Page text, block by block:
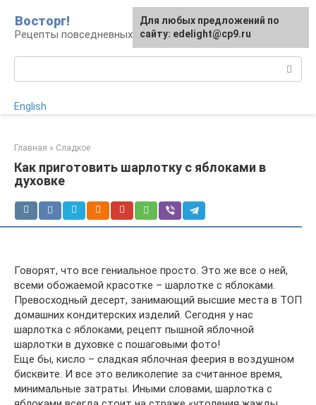
контенту
Восторг!
Рецепты повседневных и праздничных блюд
English
Главная » Сладкое
Как приготовить шарлотку с яблоками в
духовке
Говорят, что все гениальное просто. Это же все о ней,
всеми обожаемой красотке – шарлотке с яблоками.
Превосходный десерт, занимающий высшие места в ТОП
домашних кондитерских изделий. Сегодня у нас
шарлотка с яблоками, рецепт пышной яблочной
шарлотки в духовке с пошаговыми фото!
Еще бы, кисло – сладкая яблочная феерия в воздушном
бисквите. И все это великолепие за считанное время,
минимальные затраты. Иными словами, шарлотка с
Для любых предложений по
сайту: edelight@cp9.ru